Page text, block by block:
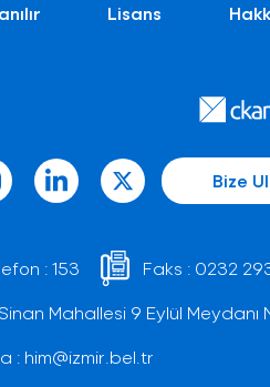
Lisans
Bize
:153 Faks : 0232
Mahallesi 9 Eylül
: him@izmir.bel.tr